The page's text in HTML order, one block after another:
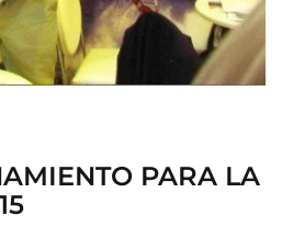
PARA LA